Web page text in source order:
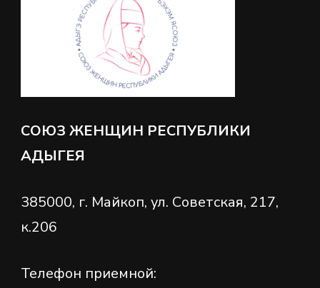
СОЮЗ ЖЕНЩИН РЕСПУБЛИКИ
АДЫГЕЯ
385000, г. Майкоп, ул. Советская, 217,
к.206
Телефон приемной: